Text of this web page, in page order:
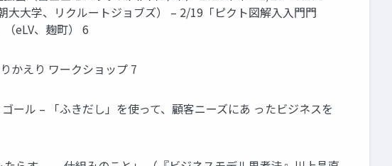
大学、リクルートジョブズ） – 2/19「ピクト図解⼊入⾨門
eLV、麹町） 6
かえり ワークショップ 7
ール – 「ふきだし」を使って、顧客ニーズにあ ったビジネスを